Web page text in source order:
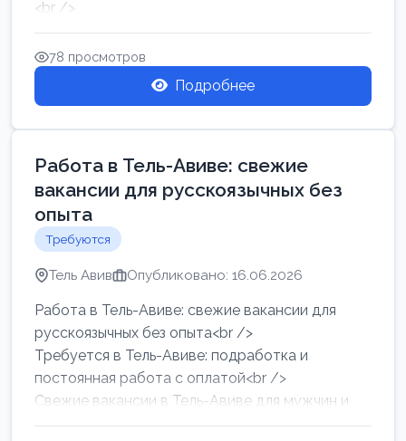
<br />
Работа в Нетании на мебельном производстве:
требу...
78 просмотров
Подробнее
Работа в Тель-Авиве: свежие
вакансии для русскоязычных без
опыта
Требуются
Тель Авив Опубликовано: 16.06.2026
Работа в Тель-Авиве: свежие вакансии для
русскоязычных без опыта<br />
Требуется в Тель-Авиве: подработка и
постоянная работа с оплатой<br />
Свежие вакансии в Тель-Авиве для мужчин и
женщин от хозя...